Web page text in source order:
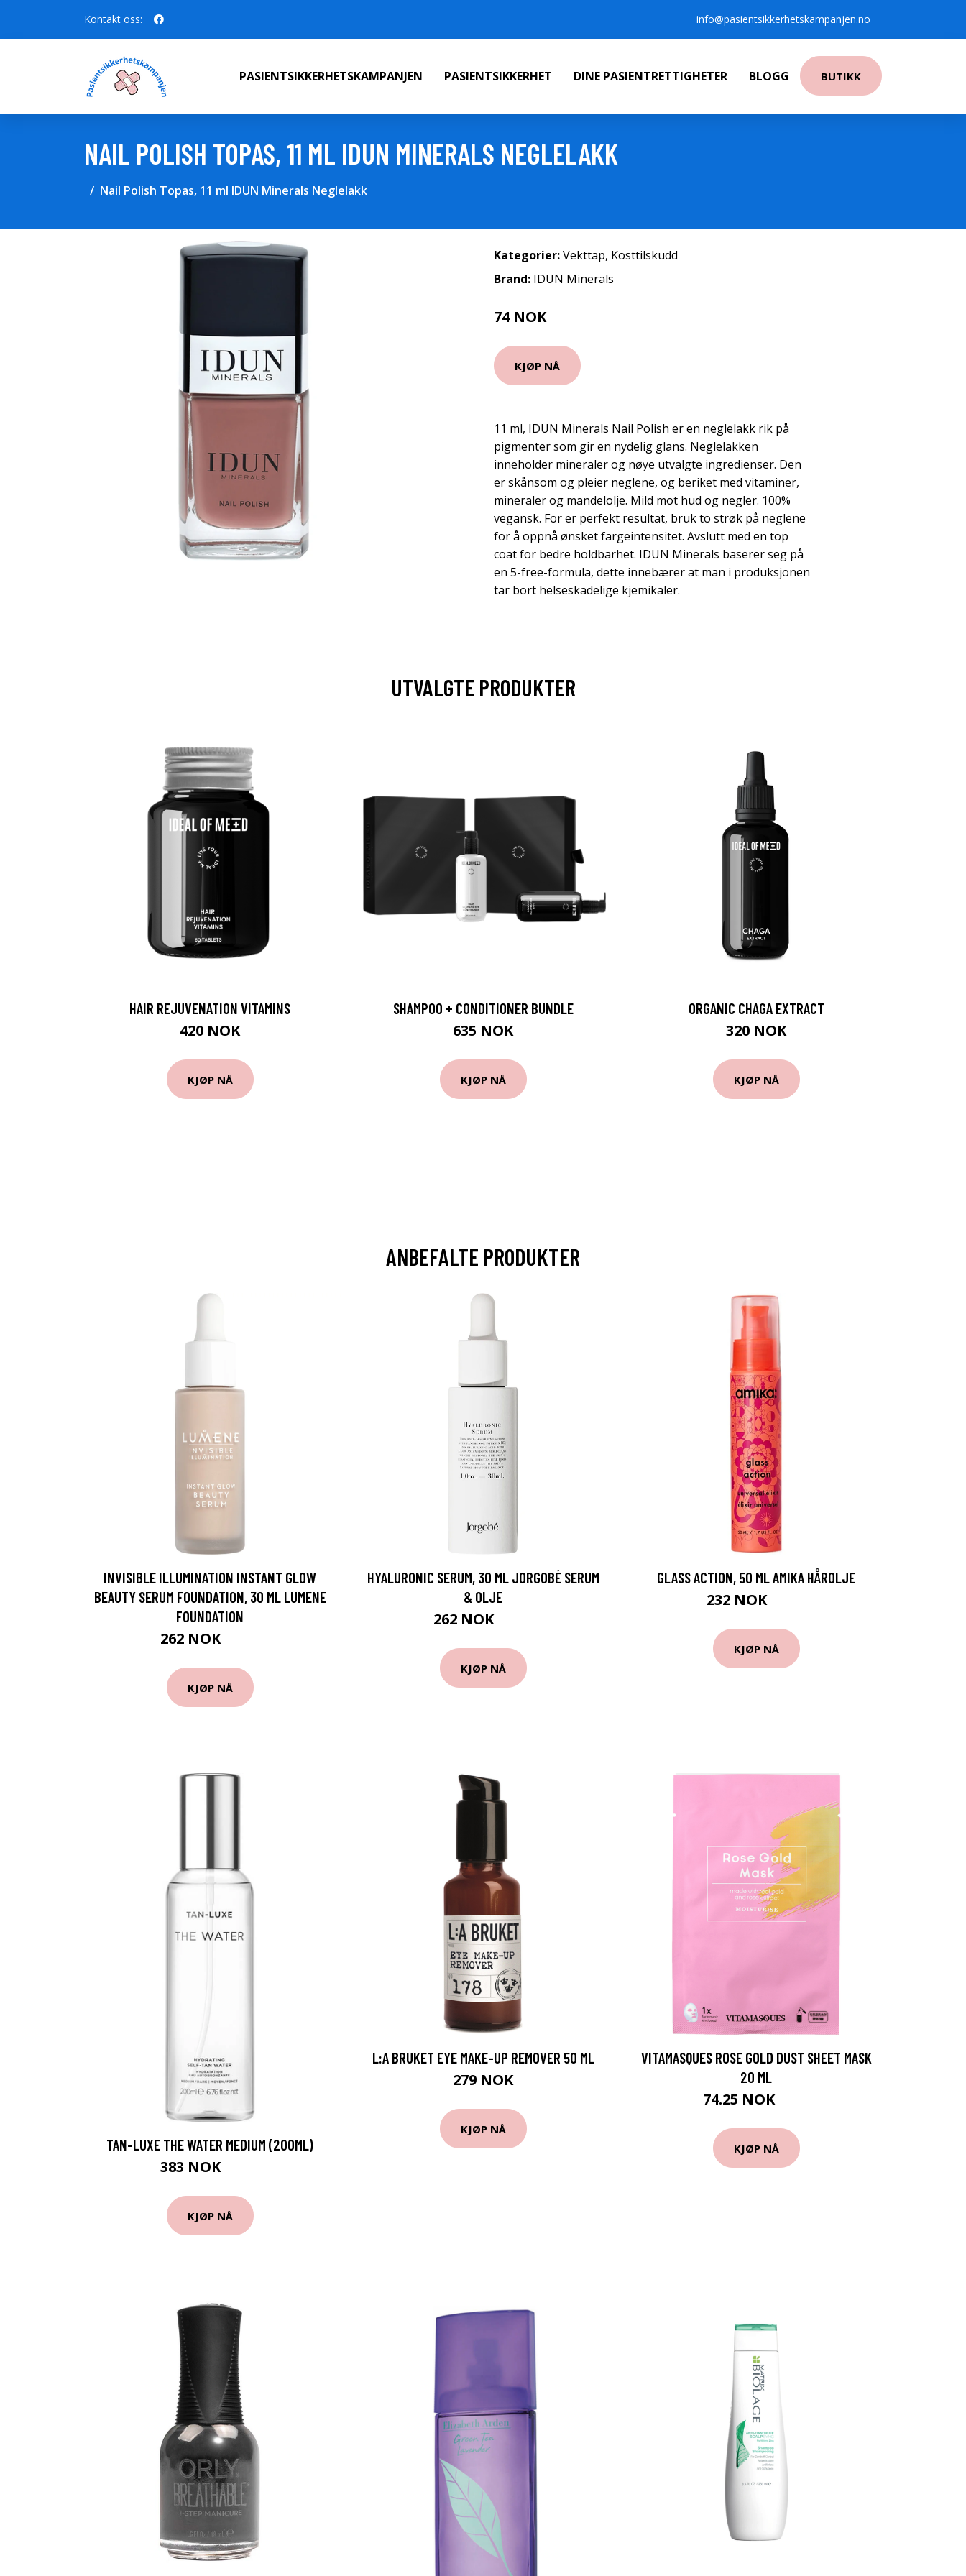
Kontakt oss: info@pasientsikkerhetskampanjen.no
PASIENTSIKKERHETSKAMPANJEN PASIENTSIKKERHET DINE PASIENTRETTIGHETER BLOGG BUTIKK
NAIL POLISH TOPAS, 11 ML IDUN MINERALS NEGLELAKK
Nail Polish Topas, 11 ml IDUN Minerals Neglelakk
Kategorier:Vekttap, Kosttilskudd
Brand: IDUN Minerals
74 NOK
KJØP NÅ
11 ml, IDUN Minerals Nail Polish er en neglelakk rik på
pigmenter som gir en nydelig glans. Neglelakken
inneholder mineraler og nøye utvalgte ingredienser. Den
er skånsom og pleier neglene, og beriket med vitaminer,
mineraler og mandelolje. Mild mot hud og negler. 100%
vegansk. For er perfekt resultat, bruk to strøk på neglene
for å oppnå ønsket fargeintensitet. Avslutt med en top
coat for bedre holdbarhet. IDUN Minerals baserer seg på
en 5-free-formula, dette innebærer at man i produksjonen
tar bort helseskadelige kjemikaler.
UTVALGTE PRODUKTER
HAIR REJUVENATION VITAMINS
420 NOK
KJØP NÅ
SHAMPOO + CONDITIONER BUNDLE
635 NOK
KJØP NÅ
ORGANIC CHAGA EXTRACT
320 NOK
KJØP NÅ
ANBEFALTE PRODUKTER
INVISIBLE ILLUMINATION INSTANT GLOW
BEAUTY SERUM FOUNDATION, 30 ML LUMENE
FOUNDATION
262 NOK
KJØP NÅ
HYALURONIC SERUM, 30 ML JORGOBÉ SERUM
& OLJE
262 NOK
KJØP NÅ
GLASS ACTION, 50 ML AMIKA HÅROLJE
232 NOK
KJØP NÅ
TAN-LUXE THE WATER MEDIUM (200ML)
383 NOK
KJØP NÅ
L:A BRUKET EYE MAKE-UP REMOVER 50 ML
279 NOK
KJØP NÅ
VITAMASQUES ROSE GOLD DUST SHEET MASK
20 ML
74.25 NOK
KJØP NÅ